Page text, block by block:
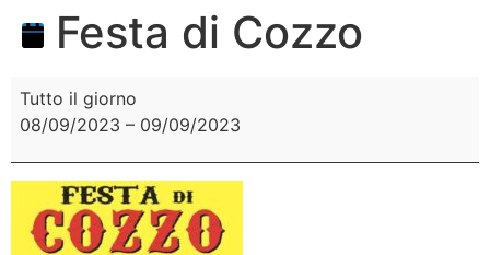
Festa di Cozzo
Tutto il giorno
08/09/2023 – 09/09/2023